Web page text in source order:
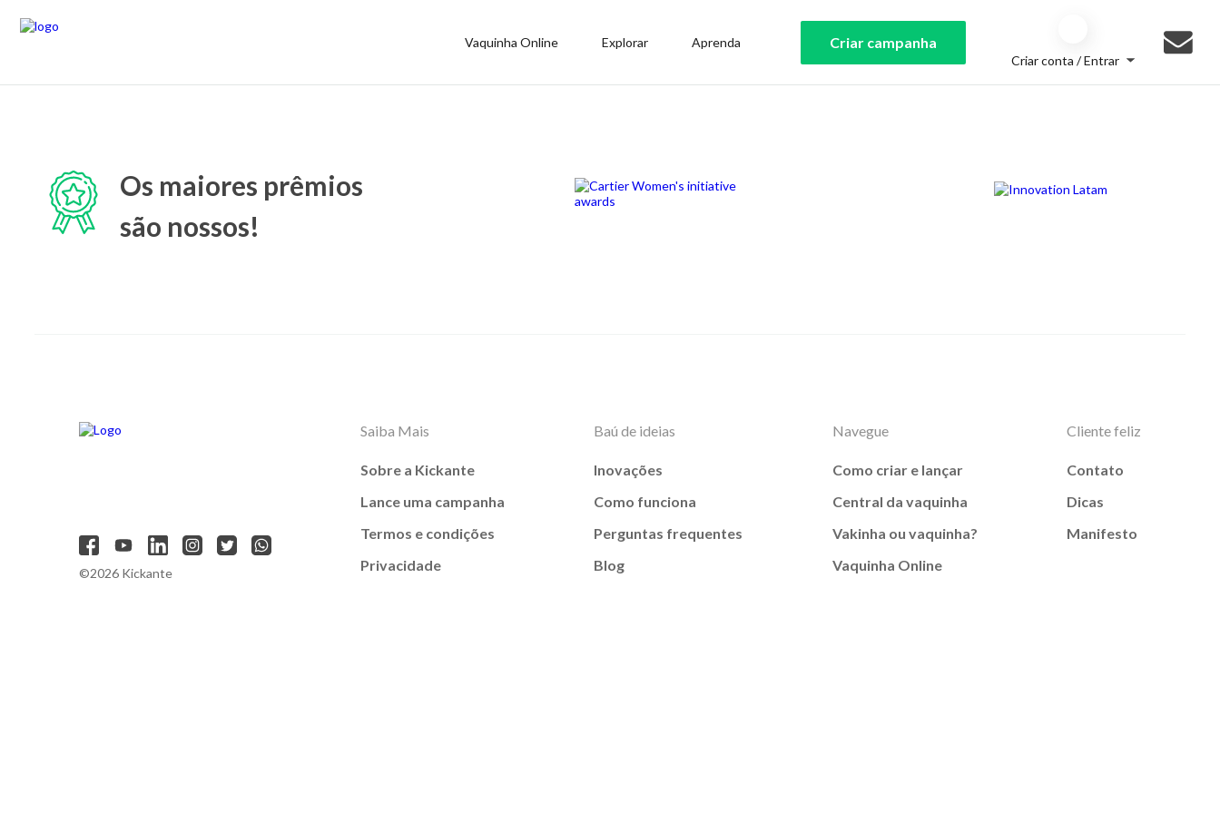
Vaquinha Online Explorar Aprenda Criar campanha
Criar conta / Entrar
Os maiores prêmios
são nossos!
©2026 Kickante
Saiba Mais
Sobre a Kickante
Lance uma campanha
Termos e condições
Privacidade
Baú de ideias
Inovações
Como funciona
Perguntas frequentes
Blog
Navegue
Como criar e lançar
Central da vaquinha
Vakinha ou vaquinha?
Vaquinha Online
Cliente feliz
Contato
Dicas
Manifesto